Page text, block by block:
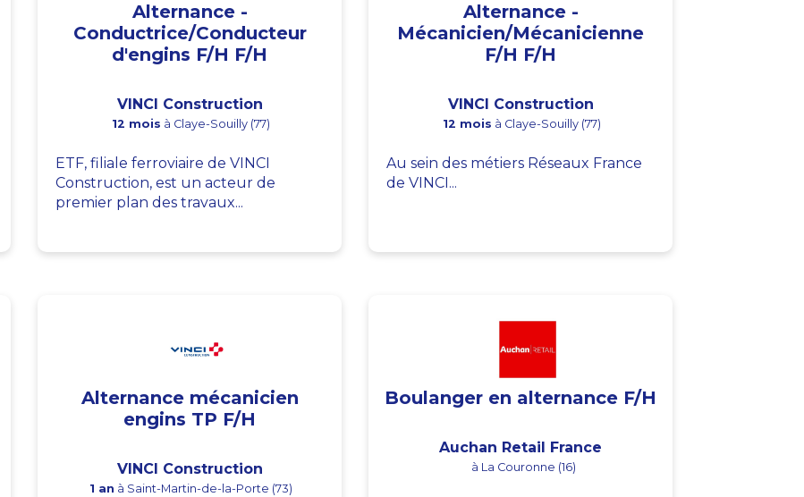
Alternance -
Conductrice/Conducteur
d'engins F/H F/H
VINCI Construction
12 mois à Claye-Souilly (77)
ETF, filiale ferroviaire de VINCI
Construction, est un acteur de
premier plan des travaux...
Alternance -
Mécanicien/Mécanicienne
F/H F/H
VINCI Construction
12 mois à Claye-Souilly (77)
Au sein des métiers Réseaux France
de VINCI...
Alternance mécanicien
engins TP F/H
VINCI Construction
1 an à Saint-Martin-de-la-Porte (73)
Boulanger en alternance F/H
Auchan Retail France
à La Couronne (16)